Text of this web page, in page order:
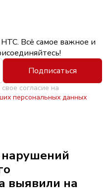
Всё самое важное и
Подписаться
согласие на
персональных данных
выявили на